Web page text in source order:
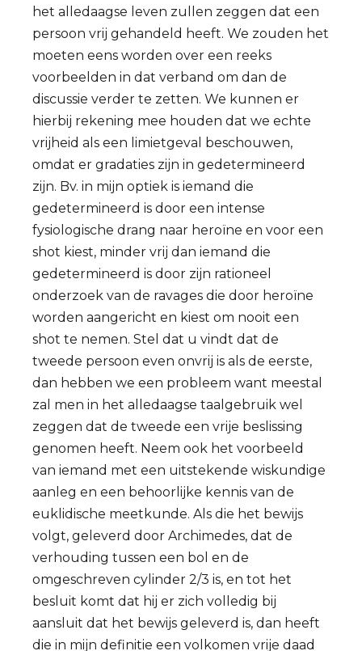
het alledaagse leven zullen zeggen dat een
persoon vrij gehandeld heeft. We zouden het
moeten eens worden over een reeks
voorbeelden in dat verband om dan de
discussie verder te zetten. We kunnen er
hierbij rekening mee houden dat we echte
vrijheid als een limietgeval beschouwen,
omdat er gradaties zijn in gedetermineerd
zijn. Bv. in mijn optiek is iemand die
gedetermineerd is door een intense
fysiologische drang naar heroïne en voor een
shot kiest, minder vrij dan iemand die
gedetermineerd is door zijn rationeel
onderzoek van de ravages die door heroïne
worden aangericht en kiest om nooit een
shot te nemen. Stel dat u vindt dat de
tweede persoon even onvrij is als de eerste,
dan hebben we een probleem want meestal
zal men in het alledaagse taalgebruik wel
zeggen dat de tweede een vrije beslissing
genomen heeft. Neem ook het voorbeeld
van iemand met een uitstekende wiskundige
aanleg en een behoorlijke kennis van de
euklidische meetkunde. Als die het bewijs
volgt, geleverd door Archimedes, dat de
verhouding tussen een bol en de
omgeschreven cylinder 2/3 is, en tot het
besluit komt dat hij er zich volledig bij
aansluit dat het bewijs geleverd is, dan heeft
die in mijn definitie een volkomen vrije daad